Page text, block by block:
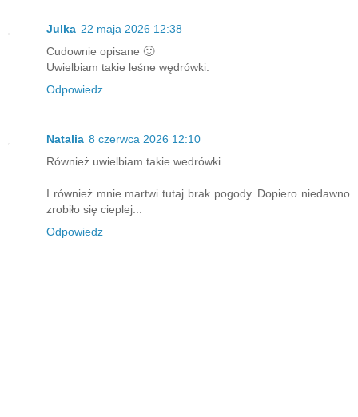
Julka 22 maja 2026 12:38
Cudownie opisane 🙂
Uwielbiam takie leśne wędrówki.
Odpowiedz
Natalia 8 czerwca 2026 12:10
Również uwielbiam takie wedrówki.
I również mnie martwi tutaj brak pogody. Dopiero niedawno
zrobiło się cieplej...
Odpowiedz